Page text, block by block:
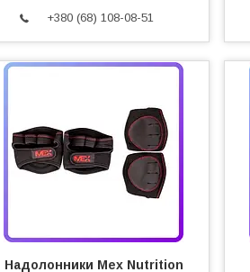
+380 (68) 108-08-51
Надолонники Mex Nutrition